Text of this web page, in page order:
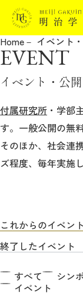
受験生の方
卒業生の方
明治学院大学に
研究
Home イベント
EVENT
イベント・公
付属研究所 ・学部
す。一般公開の無
そのほか、社会連
ズ程度、毎年実施
これからのイベント
終了したイベント
すべて シン
イベント